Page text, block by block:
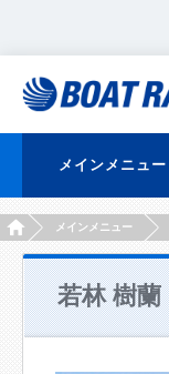
メインメニュー
HOMEメインメニュー
若林 樹